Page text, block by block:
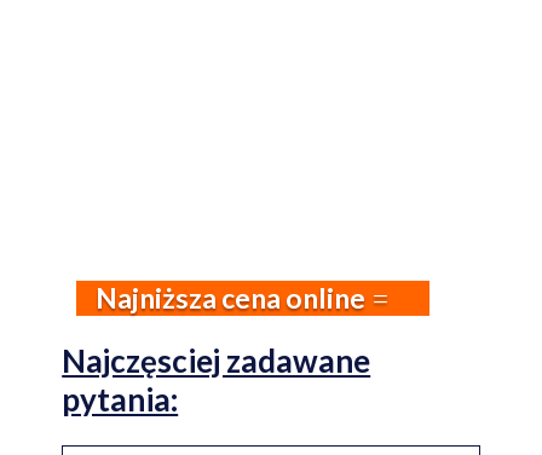
Najniższa cena online
Najczęsciej zadawane
pytania: